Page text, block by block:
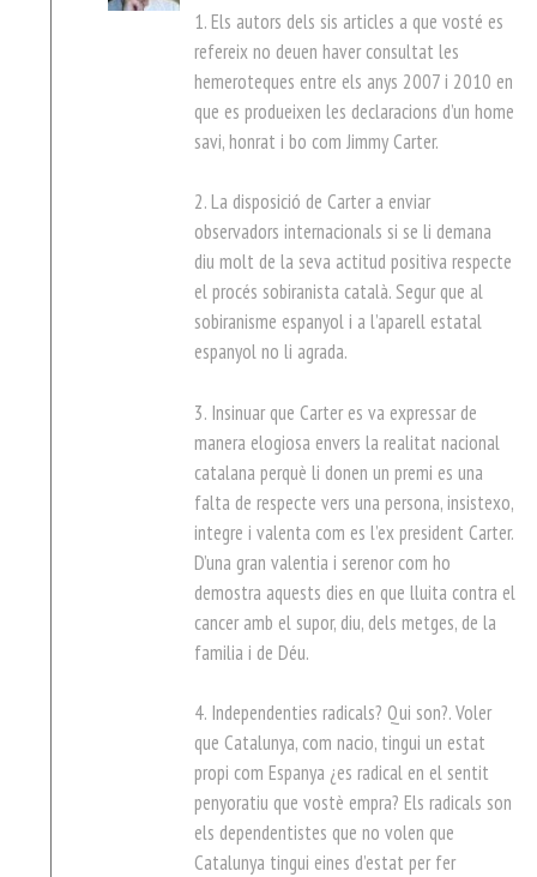
1. Els autors dels sis articles a que vosté es
refereix no deuen haver consultat les
hemeroteques entre els anys 2007 i 2010 en
que es produeixen les declaracions d’un home
savi, honrat i bo com Jimmy Carter.
2. La disposició de Carter a enviar
observadors internacionals si se li demana
diu molt de la seva actitud positiva respecte
el procés sobiranista català. Segur que al
sobiranisme espanyol i a l’aparell estatal
espanyol no li agrada.
3. Insinuar que Carter es va expressar de
manera elogiosa envers la realitat nacional
catalana perquè li donen un premi es una
falta de respecte vers una persona, insistexo,
integre i valenta com es l’ex president Carter.
D’una gran valentia i serenor com ho
demostra aquests dies en que lluita contra el
cancer amb el supor, diu, dels metges, de la
familia i de Déu.
4. Independenties radicals? Qui son?. Voler
que Catalunya, com nacio, tingui un estat
propi com Espanya ¿es radical en el sentit
penyoratiu que vostè empra? Els radicals son
els dependentistes que no volen que
Catalunya tingui eines d’estat per fer